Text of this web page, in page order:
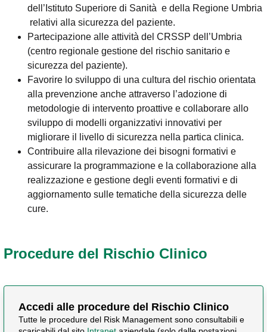
dell’Istituto Superiore di Sanità e della Regione Umbria
relativi alla sicurezza del paziente.
Partecipazione alle attività del CRSSP dell’Umbria
(centro regionale gestione del rischio sanitario e
sicurezza del paziente).
Favorire lo sviluppo di una cultura del rischio orientata
alla prevenzione anche attraverso l’adozione di
metodologie di intervento proattive e collaborare allo
sviluppo di modelli organizzativi innovativi per
migliorare il livello di sicurezza nella partica clinica.
Contribuire alla rilevazione dei bisogni formativi e
assicurare la programmazione e la collaborazione alla
realizzazione e gestione degli eventi formativi e di
aggiornamento sulle tematiche della sicurezza delle
cure.
Procedure del Rischio Clinico
Accedi alle procedure del Rischio Clinico
Tutte le procedure del Risk Management sono consultabili e